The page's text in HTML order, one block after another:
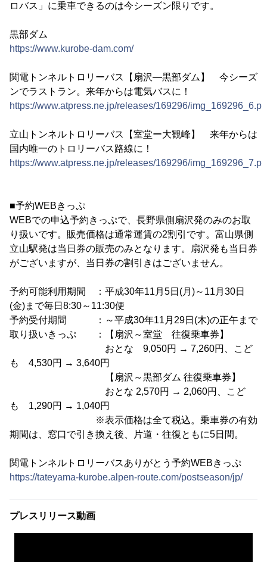
ロバス」に乗車できるのは今シーズン限りです。
黒部ダム
https://www.kurobe-dam.com/
関電トンネルトロリーバス【扇沢―黒部ダム】 今シーズ
ンでラストラン。来年からは電気バスに！
https://www.atpress.ne.jp/releases/169296/
立山トンネルトロリーバス【室堂ー大観峰】 来年からは
国内唯一のトロリーバス路線に！
https://www.atpress.ne.jp/releases/169296/
■予約WEBきっぷ
WEBでの申込予約きっぷで、長野県側扇沢発のみのお取
り扱いです。販売価格は通常運賃の2割引です。富山県側
立山駅発は当日券の販売のみとなります。扇沢発も当日券
がございますが、当日券の割引きはございません。
予約可能利用期間 ：平成30年11月5日(月)～11月30日
(金)まで毎日8:30～11:30便
予約受付期間 ：～平成30年11月29日(木)の正午まで
取り扱いきっぷ ：【扇沢～室堂 往復乗車券】
おとな 9,050円 → 7,260円、こど
も 4,530円 → 3,640円
【扇沢～黒部ダム 往復乗車券】
おとな 2,570円 → 2,060円、こど
も 1,290円 → 1,040円
※表示価格は全て税込。乗車券の有効
期間は、窓口で引き換え後、片道・往復ともに5日間。
関電トンネルトロリーバスありがとう予約WEBきっぷ
https://tateyama-kurobe.alpen-route.com/postseason/jp/
プレスリリース動画